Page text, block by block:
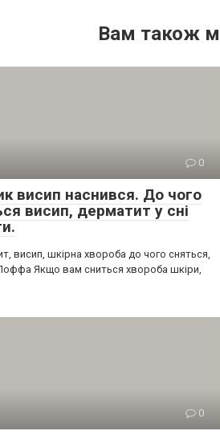
Вам також
0
висип наснився. До чого
висип, дерматит у сні
висип, шкірна хвороба до чого сняться,
Якщо вам сниться хвороба шкіри,
0